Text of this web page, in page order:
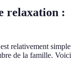
relaxation :
relativement simple
de la famille. Voici